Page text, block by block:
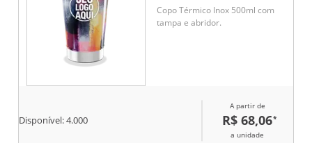
Copo Térmico Inox 500ml com
tampa e abridor.
Disponível:4.000
A partir de
R$ 68,06*
a unidade